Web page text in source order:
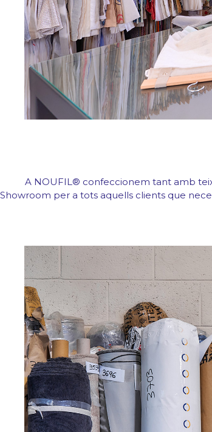
Àrea clients
A NOUFIL® confeccionem tant amb
Showroom per a tots aquells clients que